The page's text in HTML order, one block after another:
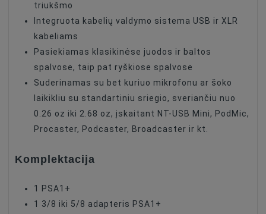
triukšmo
Integruota kabelių valdymo sistema USB ir XLR
kabeliams
Pasiekiamas klasikinėse juodos ir baltos
spalvose, taip pat ryškiose spalvose
Suderinamas su bet kuriuo mikrofonu ar šoko
laikikliu su standartiniu sriegio, sveriančiu nuo
0.26 oz iki 2.68 oz, įskaitant NT-USB Mini, PodMic,
Procaster, Podcaster, Broadcaster ir kt.
Komplektacija
1 PSA1+
1 3/8 iki 5/8 adapteris PSA1+